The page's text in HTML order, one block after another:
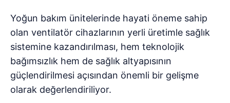
Yoğun bakım ünitelerinde hayati öneme sahip
olan ventilatör cihazlarının yerli üretimle sağlık
sistemine kazandırılması, hem teknolojik
bağımsızlık hem de sağlık altyapısının
güçlendirilmesi açısından önemli bir gelişme
olarak değerlendiriliyor.